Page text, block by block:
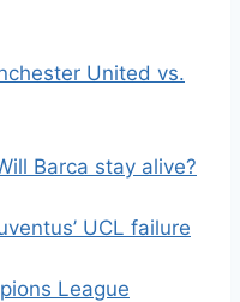
United vs.
Barca stay alive?
UCL failure
League